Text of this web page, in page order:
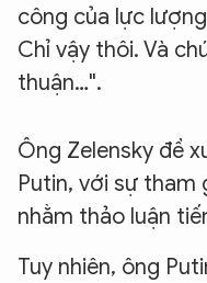
công của lực
Chỉ vậy thôi. Và
thuận…".
Ông Zelensky đề
Putin, với sự tham
nhằm thảo luận
Tuy nhiên, ông